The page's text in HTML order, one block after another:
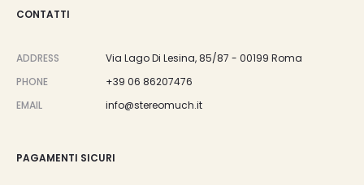
CONTATTI
ADDRESS
Via Lago Di Lesina, 85/87 - 00199 Roma
PHONE
+39 06 86207476
EMAIL
info@stereomuch.it
PAGAMENTI SICURI